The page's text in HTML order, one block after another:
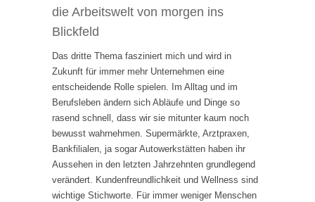
die Arbeitswelt von morgen ins
Blickfeld
Das dritte Thema fasziniert mich und wird in
Zukunft für immer mehr Unternehmen eine
entscheidende Rolle spielen. Im Alltag und im
Berufsleben ändern sich Abläufe und Dinge so
rasend schnell, dass wir sie mitunter kaum noch
bewusst wahrnehmen. Supermärkte, Arztpraxen,
Bankfilialen, ja sogar Autowerkstätten haben ihr
Aussehen in den letzten Jahrzehnten grundlegend
verändert. Kundenfreundlichkeit und Wellness sind
wichtige Stichworte. Für immer weniger Menschen